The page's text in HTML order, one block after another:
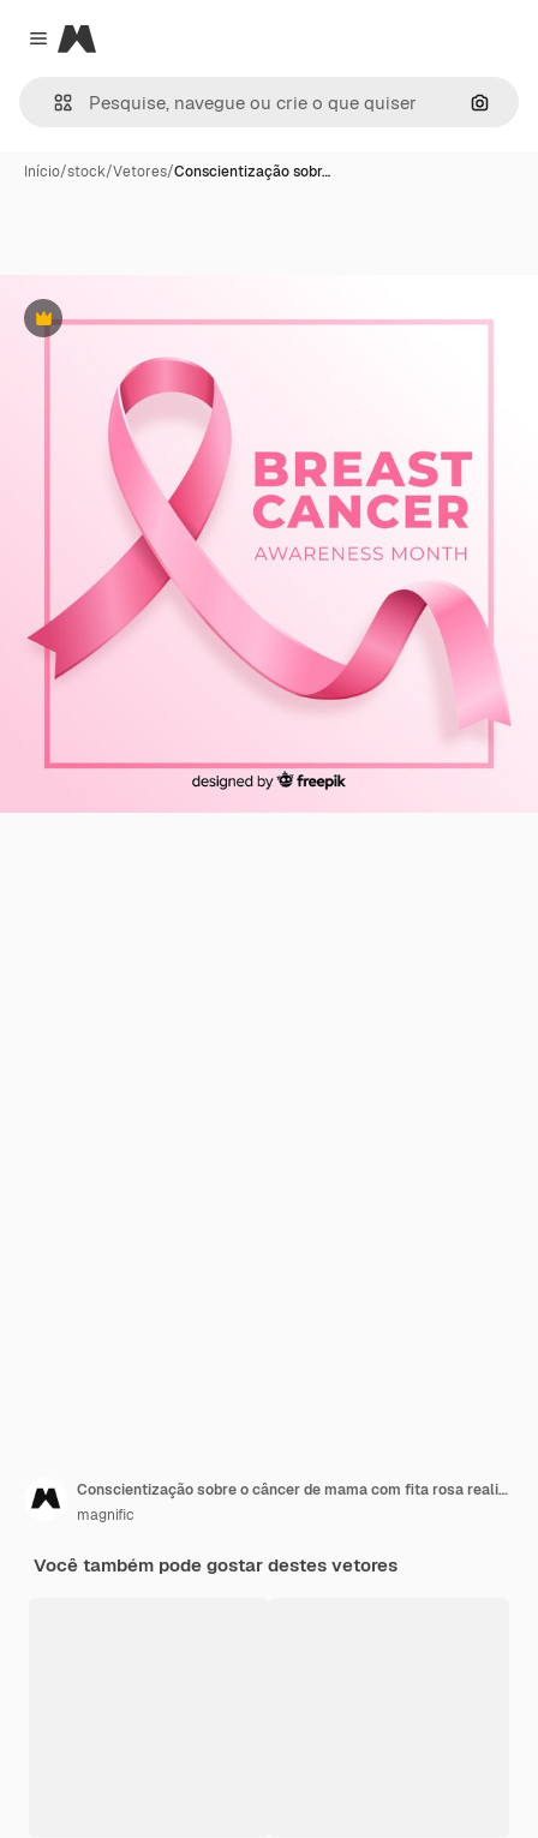
Close menu
Magnific
Início/stock/Vetores/Conscientização sobr…
Premium
Conscientização sobre o câncer de mama com fita rosa realista
magnific
Você também pode gostar destes vetores